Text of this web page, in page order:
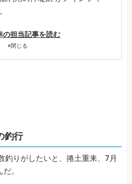
の担当記事を読む
×閉じる
釣行
釣りがしたいと、捲土重来、7月
。